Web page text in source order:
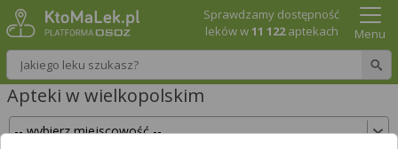
Wpisz nazwę leku
Sprawdzamy dostępność
leków w11 122aptekach Menu
Apteki w wielkopolskim